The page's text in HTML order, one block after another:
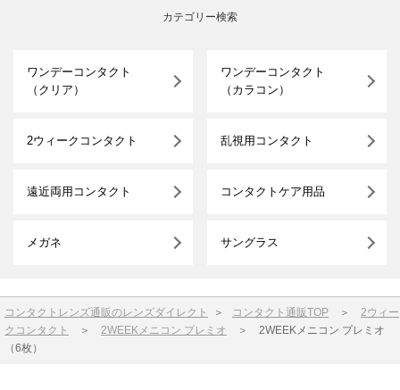
カテゴリー検索
ワンデーコンタクト
（クリア）
ワンデーコンタクト
（カラコン）
2ウィークコンタクト 乱視用コンタクト
遠近両用コンタクト コンタクトケア用品
メガネ サングラス
コンタクトレンズ通販のレンズダイレクト ＞ コンタクト通販TOP ＞ 2ウィー
クコンタクト
＞ 2WEEKメニコン プレミオ ＞ 2WEEKメニコン プレミオ
（6枚）